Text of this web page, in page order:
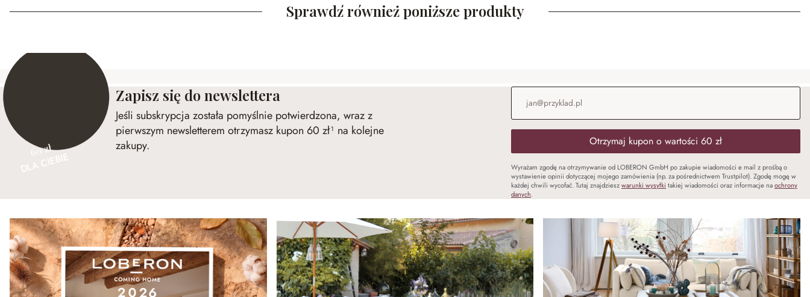
Sprawdź również poniższe produkty
60 zł
Zapisz się do newslettera
Jeśli subskrypcja została pomyślnie potwierdzona, wraz z
pierwszym newsletterem otrzymasz kupon 60 zł¹ na kolejne
zakupy.
Adres e-mail*
Otrzymaj kupon o wartości 60 zł
Wyrażam zgodę na otrzymywanie od LOBERON GmbH po zakupie wiadomości e mail z prośbą o
wystawienie opinii dotyczącej mojego zamówienia (np. za pośrednictwem Trustpilot). Zgodę mogę w
każdej chwili wycofać. Tutaj znajdzieszwarunki wysyłki takiej wiadomości oraz informacje naochrony
danych.